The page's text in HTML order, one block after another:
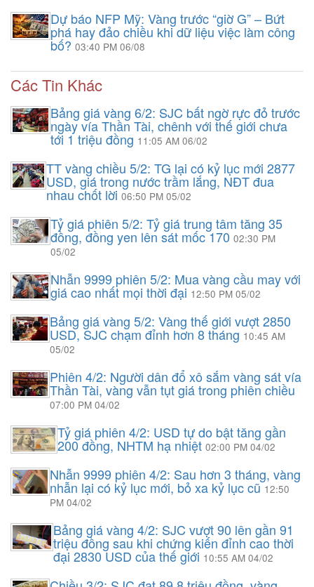
Dự báo NFP Mỹ: Vàng trước “giờ G” – Bứt
phá hay đảo chiều khi dữ liệu việc làm công
bố? 03:40 PM 06/08
Các Tin Khác
Bảng giá vàng 6/2: SJC bất ngờ rực đỏ trước
ngày vía Thần Tài, chênh với thế giới chưa
tới 1 triệu đồng 11:05 AM 06/02
TT vàng chiều 5/2: TG lại có kỷ lục mới 2877
USD, giá trong nước trầm lắng, NĐT đua
nhau chốt lời06:50 PM 05/02
Tỷ giá phiên 5/2: Tỷ giá trung tâm tăng 35
đồng, đồng yen lên sát mốc 17002:30 PM
05/02
Nhẫn 9999 phiên 5/2: Mua vàng cầu may với
giá cao nhất mọi thời đại 12:50 PM 05/02
Bảng giá vàng 5/2: Vàng thế giới vượt 2850
USD, SJC chạm đỉnh hơn 8 tháng 10:45 AM
05/02
Phiên 4/2: Người dân đổ xô sắm vàng sát vía
Thần Tài, vàng vẫn tụt giá trong phiên chiều
07:00 PM 04/02
Tỷ giá phiên 4/2: USD tự do bật tăng gần
200 đồng, NHTM hạ nhiệt02:00 PM 04/02
Nhẫn 9999 phiên 4/2: Sau hơn 3 tháng, vàng
nhẫn lại có kỷ lục mới, bỏ xa kỷ lục cũ12:50
PM 04/02
Bảng giá vàng 4/2: SJC vượt 90 lên gần 91
triệu đồng sau khi chứng kiến đỉnh cao thời
đại 2830 USD của thế giới 10:55 AM 04/02